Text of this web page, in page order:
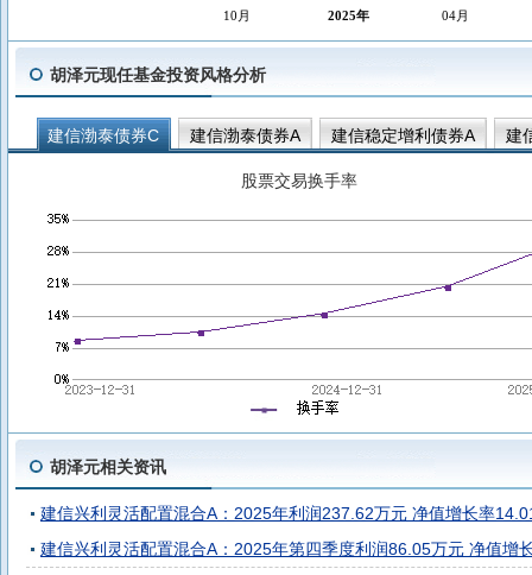
10月 2025年 04月
胡泽元现任基金投资风格分析
建信渤泰债券C 建信渤泰债券A 建信稳定增利债券A
建
建信鑫福60天持有中短债债券A股票交易换手率
胡泽元相关资讯
建信兴利灵活配置混合A：2025年利润237.62万元 净值增长率
建信兴利灵活配置混合A：2025年第四季度利润86.05万元 净值增